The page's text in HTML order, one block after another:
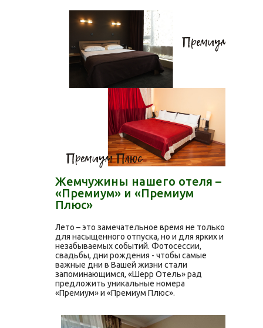
Жемчужины нашего отеля –
«Премиум» и «Премиум
Плюс»
Лето – это замечательное время не только
для насыщенного отпуска, но и для ярких и
незабываемых событий. Фотосессии,
свадьбы, дни рождения - чтобы самые
важные дни в Вашей жизни стали
запоминающимся, «Шерр Отель» рад
предложить уникальные номера
«Премиум» и «Премиум Плюс».